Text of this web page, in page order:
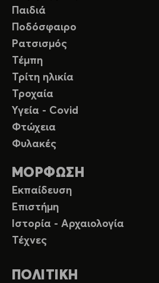
Παιδιά
Ποδόσφαιρο
Ρατσισμός
Τέμπη
Τρίτη ηλικία
Τροχαία
Υγεία - Covid
Φτώχεια
Φυλακές
ΜΟΡΦΩΣΗ
Εκπαίδευση
Επιστήμη
Ιστορία - Αρχαιολογία
Τέχνες
ΠΟΛΙΤΙΚΗ